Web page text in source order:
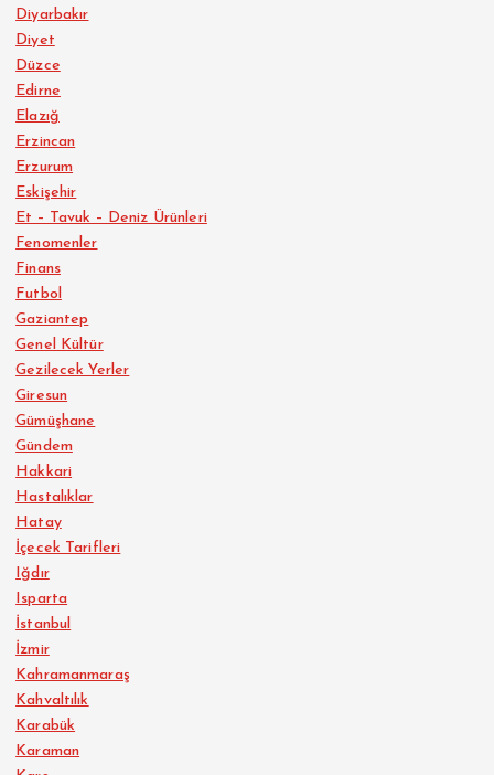
Diyarbakır
Diyet
Düzce
Edirne
Elazığ
Erzincan
Erzurum
Eskişehir
Et – Tavuk – Deniz Ürünleri
Fenomenler
Finans
Futbol
Gaziantep
Genel Kültür
Gezilecek Yerler
Giresun
Gümüşhane
Gündem
Hakkari
Hastalıklar
Hatay
İçecek Tarifleri
Iğdır
Isparta
İstanbul
İzmir
Kahramanmaraş
Kahvaltılık
Karabük
Karaman